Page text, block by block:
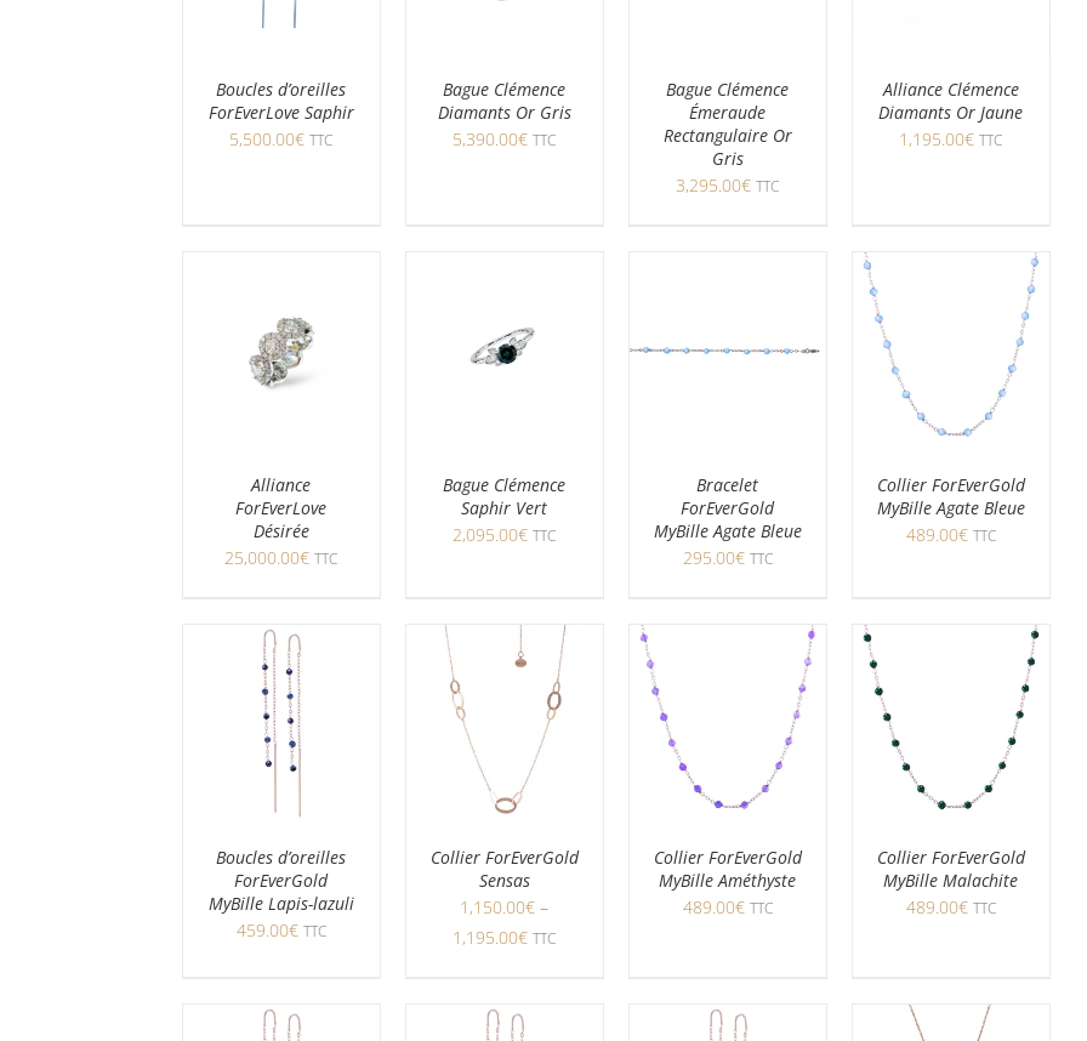
Boucles d’oreilles
ForEverLove Saphir
5,500.00€ TTC
Bague Clémence
Diamants Or Gris
5,390.00€ TTC
Bague Clémence
Émeraude
Rectangulaire Or
Gris
3,295.00€ TTC
Alliance Clémence
Diamants Or Jaune
1,195.00€ TTC
Alliance
ForEverLove
Désirée
25,000.00€ TTC
Bague Clémence
Saphir Vert
2,095.00€ TTC
Bracelet
ForEverGold
MyBille Agate Bleue
295.00€ TTC
Collier ForEverGold
MyBille Agate Bleue
489.00€ TTC
Boucles d’oreilles
ForEverGold
MyBille Lapis-lazuli
459.00€ TTC
Collier ForEverGold
Sensas
1,150.00€ –
1,195.00€ TTC
Collier ForEverGold
MyBille Améthyste
489.00€ TTC
Collier ForEverGold
MyBille Malachite
489.00€ TTC